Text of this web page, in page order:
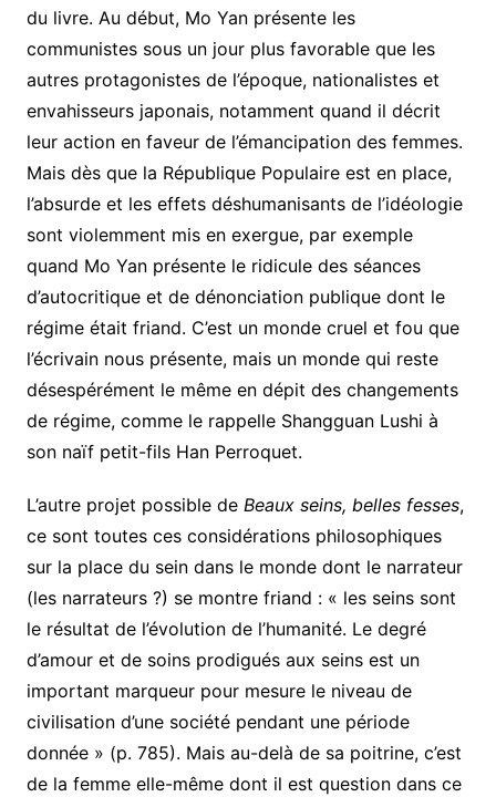
du livre. Au début, Mo Yan présente les
communistes sous un jour plus favorable que les
autres protagonistes de l’époque, nationalistes et
envahisseurs japonais, notamment quand il décrit
leur action en faveur de l’émancipation des femmes.
Mais dès que la République Populaire est en place,
l’absurde et les effets déshumanisants de l’idéologie
sont violemment mis en exergue, par exemple
quand Mo Yan présente le ridicule des séances
d’autocritique et de dénonciation publique dont le
régime était friand. C’est un monde cruel et fou que
l’écrivain nous présente, mais un monde qui reste
désespérément le même en dépit des changements
de régime, comme le rappelle Shangguan Lushi à
son naïf petit-fils Han Perroquet.
L’autre projet possible de Beaux seins, belles fesses,
ce sont toutes ces considérations philosophiques
sur la place du sein dans le monde dont le narrateur
(les narrateurs ?) se montre friand : « les seins sont
le résultat de l’évolution de l’humanité. Le degré
d’amour et de soins prodigués aux seins est un
important marqueur pour mesure le niveau de
civilisation d’une société pendant une période
donnée » (p. 785). Mais au-delà de sa poitrine, c’est
de la femme elle-même dont il est question dans ce